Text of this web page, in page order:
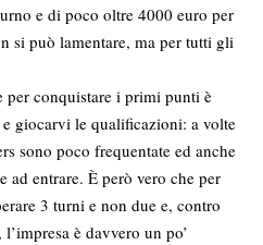
e di poco oltre 4000 euro per
si può lamentare, ma per tutti gli
conquistare i primi punti è
giocarvi le qualificazioni: a volte
sono poco frequentate ed anche
ad entrare. È però vero che per
3 turni e non due e, contro
è davvero un po’